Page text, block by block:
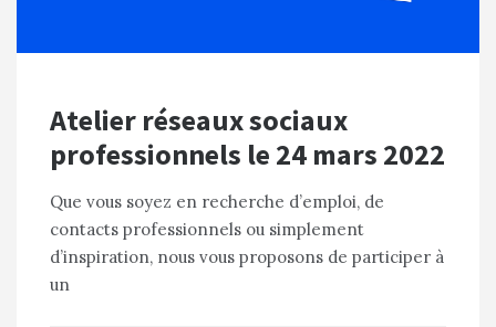
Atelier réseaux sociaux
professionnels le 24 mars 2022
Que vous soyez en recherche d’emploi, de
contacts professionnels ou simplement
d’inspiration, nous vous proposons de participer à
un